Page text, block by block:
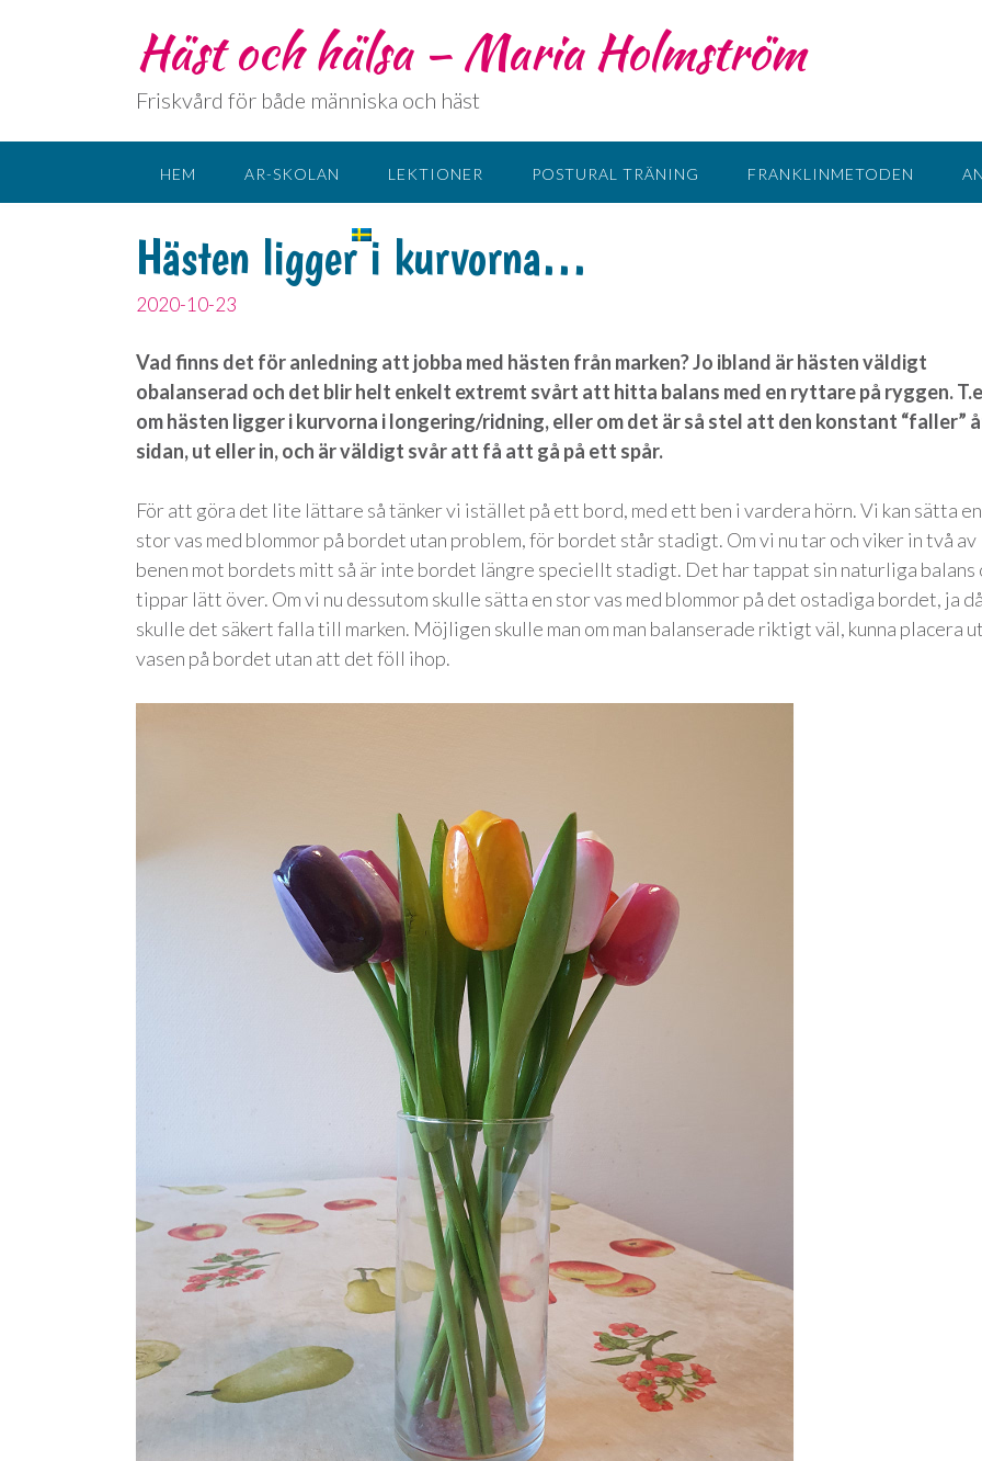
Häst och hälsa – Maria Holmström
Friskvård för både människa och häst
HEM AR-SKOLAN LEKTIONER POSTURAL TRÄNING FRANKLINMETODEN
Hästen ligger i kurvorna…
2020-10-23
Vad finns det för anledning att jobba med hästen från marken? Jo ibland är hästen väldigt
obalanserad och det blir helt enkelt extremt svårt att hitta balans med en ryttare på ryggen.
om hästen ligger i kurvorna i longering/ridning, eller om det är så stel att den konstant “faller”
sidan, ut eller in, och är väldigt svår att få att gå på ett spår.
För att göra det lite lättare så tänker vi istället på ett bord, med ett ben i vardera hörn. Vi kan sätta en
stor vas med blommor på bordet utan problem, för bordet står stadigt. Om vi nu tar och viker in två av
benen mot bordets mitt så är inte bordet längre speciellt stadigt. Det har tappat sin naturliga balans
tippar lätt över. Om vi nu dessutom skulle sätta en stor vas med blommor på det ostadiga bordet, ja då
skulle det säkert falla till marken. Möjligen skulle man om man balanserade riktigt väl, kunna placera ut
vasen på bordet utan att det föll ihop.